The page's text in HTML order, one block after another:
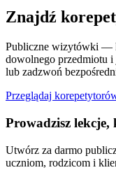
Znajdź
Publiczne wizytówki —
dowolnego przedmiotu
lub zadzwoń
Przeglądaj
Prowadzisz lekcje,
Utwórz za darmo
uczniom, rodzicom i